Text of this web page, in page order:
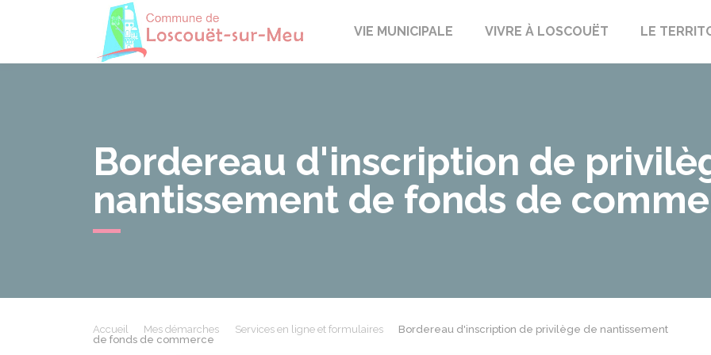
Loscouët-sur-Meu
VIE MUNICIPALE VIVRE À LOSCOUËT LE
Bordereau d'inscription de
nantissement de fonds de
Accueil Mes démarches Services en ligne et formulaires
Bordereau d'inscription de privilège de nantissement
de fonds de commerce